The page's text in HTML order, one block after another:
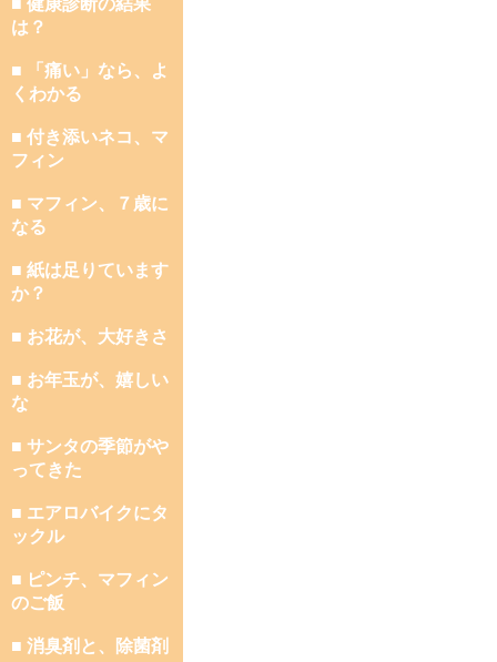
■ 健康診断の結果
は？
■ 「痛い」なら、よ
くわかる
■ 付き添いネコ、マ
フィン
■ マフィン、７歳に
なる
■ 紙は足りています
か？
■ お花が、大好きさ
■ お年玉が、嬉しい
な
■ サンタの季節がや
ってきた
■ エアロバイクにタ
ックル
■ ピンチ、マフィン
のご飯
■ 消臭剤と、除菌剤